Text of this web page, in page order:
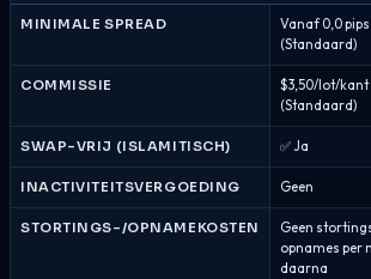
MINIMALE SPREAD
Vanaf 0,0 pips
(Standaard)
COMMISSIE
$3,50/lot/kant
(Standaard)
SWAP-VRIJ (ISLAMITISCH) ✅ Ja
INACTIVITEITSVERGOEDING Geen
STORTINGS-/OPNAMEKOSTEN
Geen
opnames per
daarna